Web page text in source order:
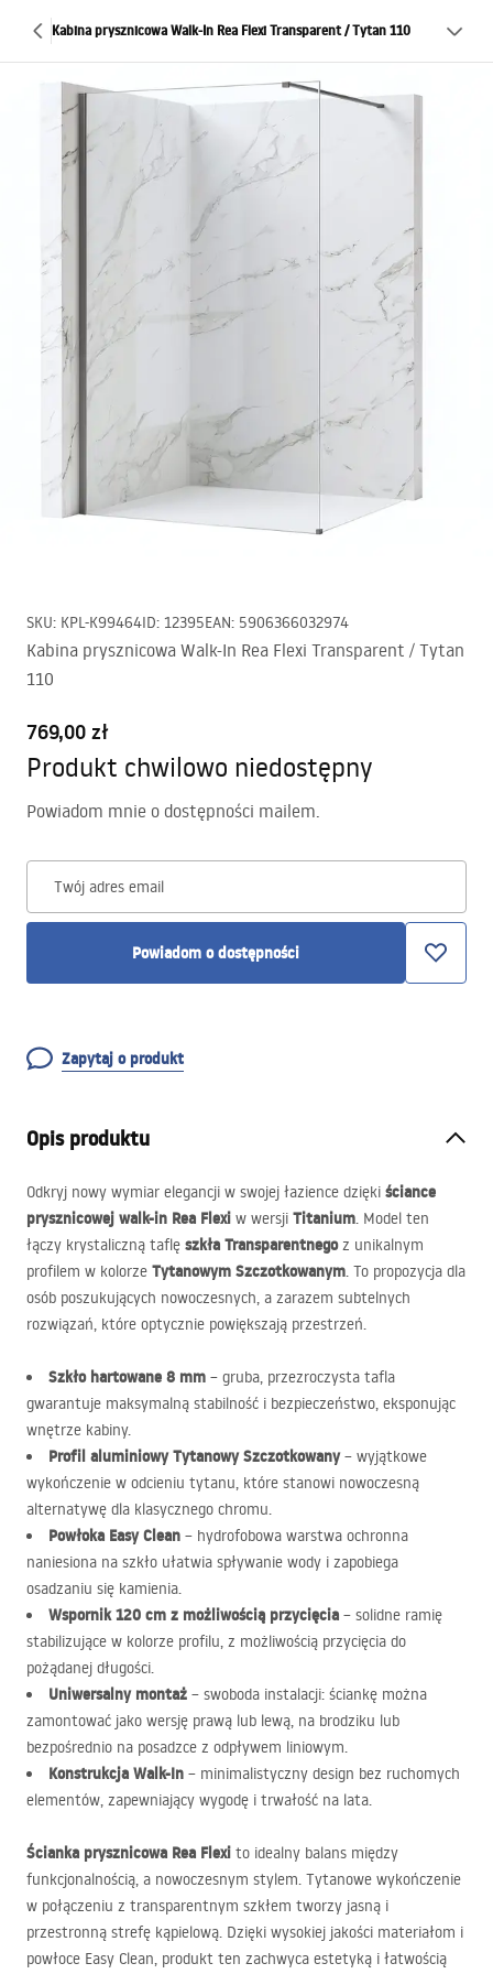
Kabina prysznicowa Walk-In Rea Flexi Transparent / Tytan 110
SKU: KPL-K99464ID: 12395EAN: 5906366032974
Kabina prysznicowa Walk-In Rea Flexi Transparent / Tytan
110
769,00 zł
Produkt chwilowo niedostępny
Powiadom mnie o dostępności mailem.
Twój adres email
Powiadom o dostępności
Zapytaj o produkt
Opis produktu
Odkryj nowy wymiar elegancji w swojej łazience dzięki ściance
prysznicowej walk-in Rea Flexi w wersji Titanium. Model ten
łączy krystaliczną taflę szkła Transparentnegoz unikalnym
profilem w kolorze Tytanowym Szczotkowanym. To propozycja dla
osób poszukujących nowoczesnych, a zarazem subtelnych
rozwiązań, które optycznie powiększają przestrzeń.
Szkło hartowane 8 mm – gruba, przezroczysta tafla
gwarantuje maksymalną stabilność i bezpieczeństwo, eksponując
wnętrze kabiny.
Profil aluminiowy Tytanowy Szczotkowany– wyjątkowe
wykończenie w odcieniu tytanu, które stanowi nowoczesną
alternatywę dla klasycznego chromu.
Powłoka Easy Clean – hydrofobowa warstwa ochronna
naniesiona na szkło ułatwia spływanie wody i zapobiega
osadzaniu się kamienia.
Wspornik 120 cm z możliwością przycięcia – solidne ramię
stabilizujące w kolorze profilu, z możliwością przycięcia do
pożądanej długości.
Uniwersalny montaż – swoboda instalacji: ściankę można
zamontować jako wersję prawą lub lewą, na brodziku lub
bezpośrednio na posadzce z odpływem liniowym.
Konstrukcja Walk-In – minimalistyczny design bez ruchomych
elementów, zapewniający wygodę i trwałość na lata.
Ścianka prysznicowa Rea Flexi to idealny balans między
funkcjonalnością, a nowoczesnym stylem. Tytanowe wykończenie
w połączeniu z transparentnym szkłem tworzy jasną i
przestronną strefę kąpielową. Dzięki wysokiej jakości materiałom i
powłoce Easy Clean, produkt ten zachwyca estetyką i łatwością